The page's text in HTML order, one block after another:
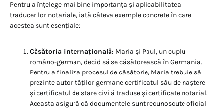
Pentru a înțelege mai bine importanța și aplicabilitatea
traducerilor notariale, iată câteva exemple concrete în care
acestea sunt esențiale:
Căsătoria internațională: Maria și Paul, un cuplu
româno-german, decid să se căsătorească în Germania.
Pentru a finaliza procesul de căsătorie, Maria trebuie să
prezinte autorităților germane certificatul său de naștere
și certificatul de stare civilă traduse și certificate notarial.
Aceasta asigură că documentele sunt recunoscute oficial